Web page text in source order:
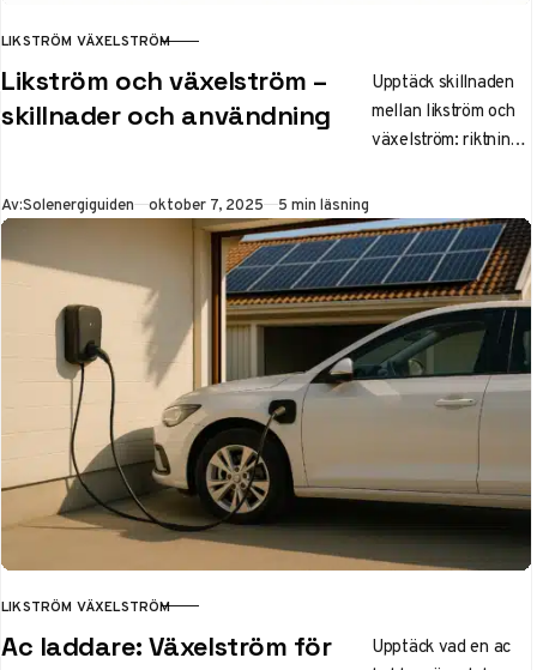
KATEGORI
LIKSTRÖM VÄXELSTRÖM
Likström och växelström –
skillnader och användning
Upptäck skillnaden
mellan likström och
växelström: riktning,
inverterare och
användning i
solceller, elbilar och
svenska hushåll. Lär
dig hur det påverkar
din elanvändning
effektivt.
Av:Solenergiguiden Publicerad
oktober 7, 2025 5 min läsning
KATEGORI
LIKSTRÖM VÄXELSTRÖM
Ac laddare: Växelström för
Upptäck vad en ac